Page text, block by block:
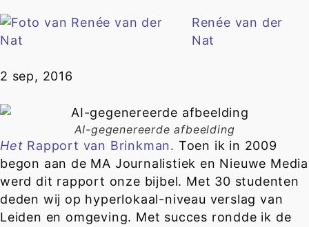
Renée van der
Nat
2 sep, 2016
AI-gegenereerde afbeelding
Het Rapport van Brinkman. Toen ik in 2009
begon aan de MA Journalistiek en Nieuwe Media
werd dit rapport onze bijbel. Met 30 studenten
deden wij op hyperlokaal-niveau verslag van
Leiden en omgeving. Met succes rondde ik de